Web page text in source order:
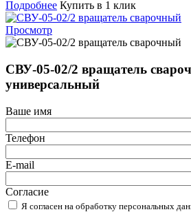
Подробнее Купить в 1 клик
Просмотр
СВУ-05-02/2 вращатель
универсальный
Ваше имя
Телефон
E-mail
Согласие
Я согласен на обработку персональных